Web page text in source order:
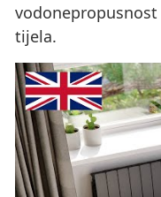
tijela.